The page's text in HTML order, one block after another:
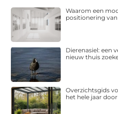
Waarom een
positionering
Dierenasiel: een
nieuw thuis
Overzichtsgids
het hele jaar door